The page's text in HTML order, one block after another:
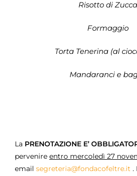
Risotto di Zucca
Formaggio
Torta Tenerina (al
Mandaranci e
La PRENOTAZIONE E’
pervenire entro mercoledì 27
email segreteria@fondacofeltre.it . I